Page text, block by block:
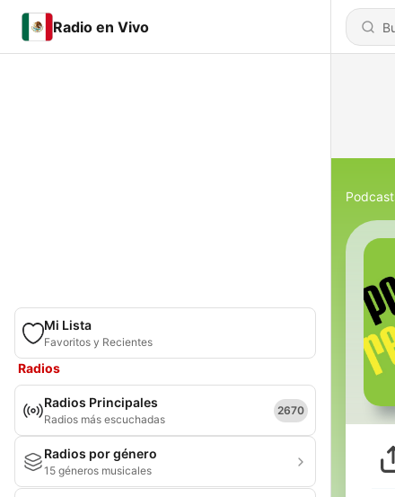
Radio en Vivo
Mi Lista
Favoritos y Recientes
Radios
Radios Principales
Radios más escuchadas
2670
Radios por género
15 géneros musicales